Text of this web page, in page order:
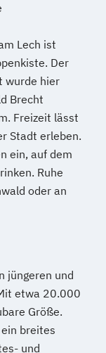
Lech ist
Der
wurde hier
Brecht
Freizeit lässt
Stadt erleben.
ein, auf dem
Ruhe
oder an
jüngeren und
etwa 20.000
Größe.
breites
und